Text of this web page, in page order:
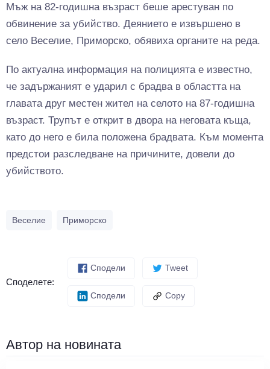
Мъж на 82-годишна възраст беше арестуван по
обвинение за убийство. Деянието е извършено в
село Веселие, Приморско, обявиха органите на реда.
По актуална информация на полицията е известно,
че задържаният е ударил с брадва в областта на
главата друг местен жител на селото на 87-годишна
възраст. Трупът е открит в двора на неговата къща,
като до него е била положена брадвата. Към момента
предстои разследване на причините, довели до
убийството.
Веселие Приморско
Споделете:
Сподели Tweet
Сподели Copy
Автор на новината